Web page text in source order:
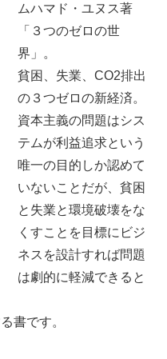
ムハマド・ユヌス著
「３つのゼロの世
界」。
貧困、失業、CO2排出
の３つゼロの新経済。
資本主義の問題はシス
テムが利益追求という
唯一の目的しか認めて
いないことだが、貧困
と失業と環境破壊をな
くすことを目標にビジ
ネスを設計すれば問題
は劇的に軽減できると
書です。